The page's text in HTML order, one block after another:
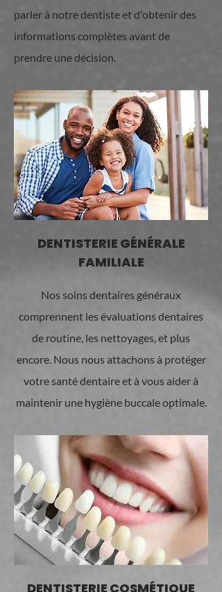
parler à notre dentiste et d'obtenir des
informations complètes avant de
prendre une décision.
DENTISTERIE GÉNÉRALE
FAMILIALE
Nos soins dentaires généraux
comprennent les évaluations dentaires
de routine, les nettoyages, et plus
encore. Nous nous attachons à protéger
votre santé dentaire et à vous aider à
maintenir une hygiène buccale optimale.
DENTISTERIE COSMÉTIQUE